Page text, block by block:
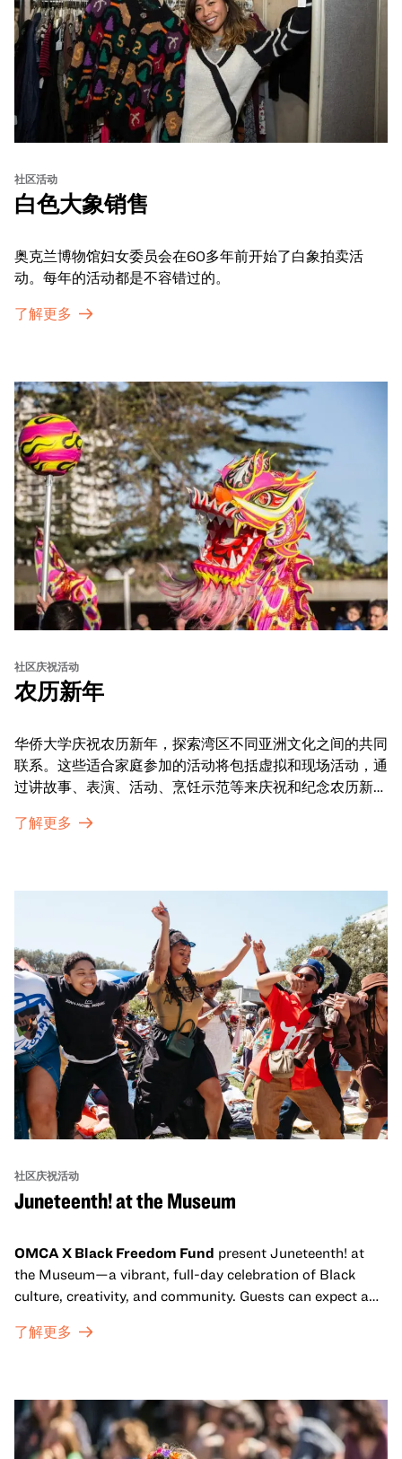
社区活动
白色大象销售
奥克兰博物馆妇女委员会在60多年前开始了白象拍卖活
动。每年的活动都是不容错过的。
了解更多
社区庆祝活动
农历新年
华侨大学庆祝农历新年，探索湾区不同亚洲文化之间的共同
联系。这些适合家庭参加的活动将包括虚拟和现场活动，通
过讲故事、表演、活动、烹饪示范等来庆祝和纪念农历新年
通过亲身参与和虚拟的治疗圈来相互支持。
了解更多
社区庆祝活动
Juneteenth! at the Museum
OMCA X Black Freedom Fund present Juneteenth! at
the Museum—a vibrant, full-day celebration of Black
culture, creativity, and community. Guests can expect a
sets from boundary-pushing artists, delicious offerings
move, make, and connect in celebration of Black culture.
了解更多